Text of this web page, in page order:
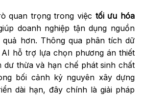
quan trọng trong việc tối ưu hóa
doanh nghiệp tận dụng nguồn
hơn. Thông qua phân tích dữ
hỗ trợ lựa chọn phương án thiết
dư thừa và hạn chế phát sinh chất
bối cảnh kỷ nguyên xây dựng
dài hạn, đây chính là giải pháp